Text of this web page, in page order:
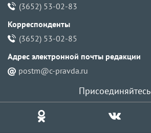
(3652) 53-02-83
Корреспонденты
(3652) 53-02-85
Адрес электронной почты pедакции
postm@c-pravda.ru
Присоединяйтесь